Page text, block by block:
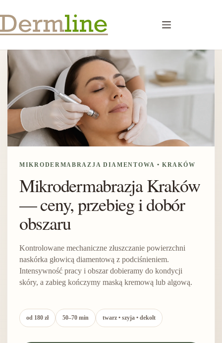
do
treści
MIKRODERMABRAZJA DIAMENTOWA • KRAKÓW
Mikrodermabrazja Kraków
— ceny, przebieg i dobór
obszaru
Kontrolowane mechaniczne złuszczanie powierzchni
naskórka głowicą diamentową z podciśnieniem.
Intensywność pracy i obszar dobieramy do kondycji
skóry, a zabieg kończymy maską kremową lub algową.
od 180 zł 50–70 min twarz • szyja • dekolt